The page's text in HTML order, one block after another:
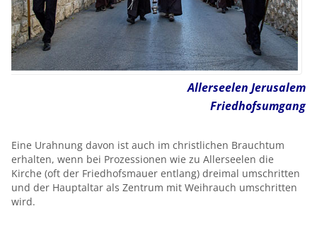
Allerseelen Jerusalem
Friedhofsumgang
Eine Urahnung davon ist auch im christlichen Brauchtum
erhalten, wenn bei Prozessionen wie zu Allerseelen die
Kirche (oft der Friedhofsmauer entlang) dreimal umschritten
und der Hauptaltar als Zentrum mit Weihrauch umschritten
wird.